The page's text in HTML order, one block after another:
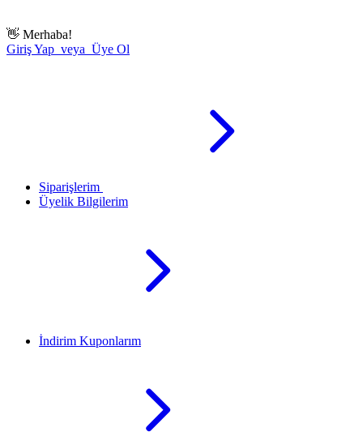
👋 Merhaba!
Giriş Yap veya Üye Ol
Siparişlerim
Üyelik Bilgilerim
İndirim Kuponlarım